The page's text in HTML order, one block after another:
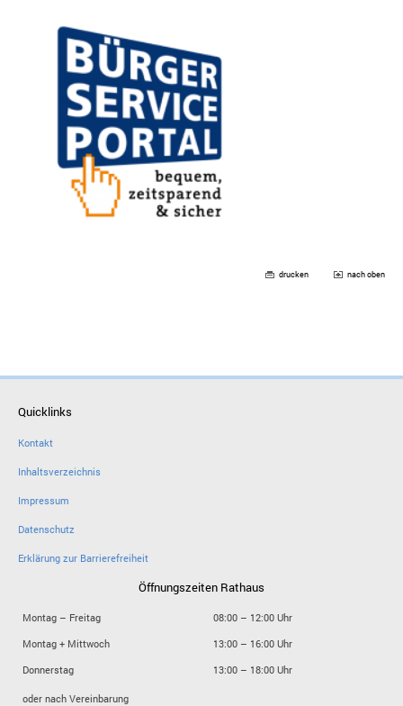
drucken nach oben
Quicklinks
Kontakt
Inhaltsverzeichnis
Impressum
Datenschutz
Erklärung zur Barrierefreiheit
Öffnungszeiten Rathaus
Montag – Freitag
08:00 – 12:00 Uhr
Montag + Mittwoch
13:00 – 16:00 Uhr
Donnerstag
13:00 – 18:00 Uhr
oder nach Vereinbarung